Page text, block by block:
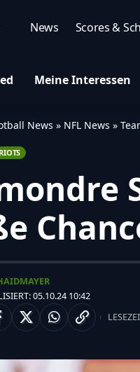
News Scores &
Meine Interessen
News » NFL News »
05.10.24 10:42